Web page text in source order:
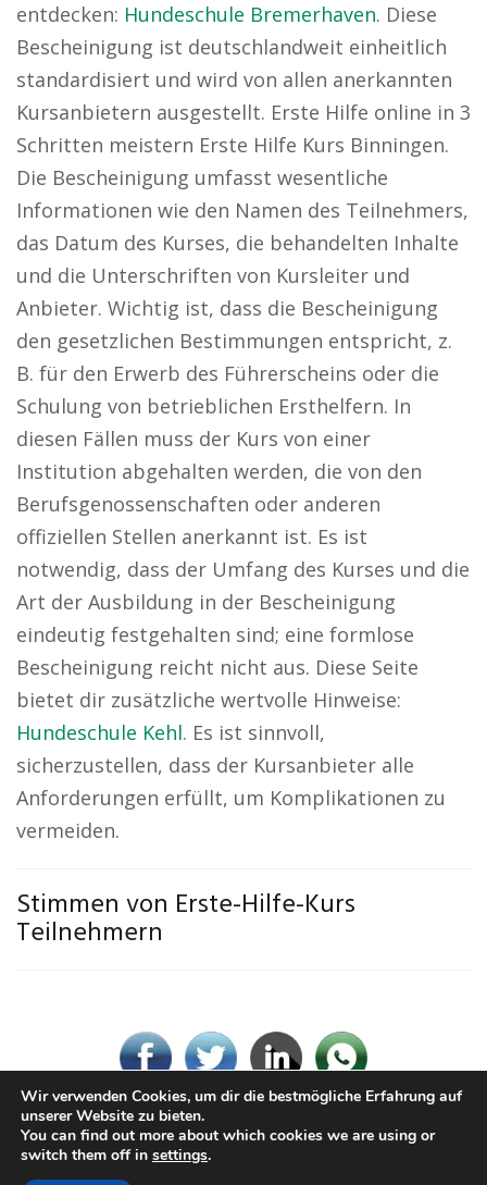
entdecken: Hundeschule Bremerhaven. Diese
Bescheinigung ist deutschlandweit einheitlich
standardisiert und wird von allen anerkannten
Kursanbietern ausgestellt. Erste Hilfe online in 3
Schritten meistern Erste Hilfe Kurs Binningen.
Die Bescheinigung umfasst wesentliche
Informationen wie den Namen des Teilnehmers,
das Datum des Kurses, die behandelten Inhalte
und die Unterschriften von Kursleiter und
Anbieter. Wichtig ist, dass die Bescheinigung
den gesetzlichen Bestimmungen entspricht, z.
B. für den Erwerb des Führerscheins oder die
Schulung von betrieblichen Ersthelfern. In
diesen Fällen muss der Kurs von einer
Institution abgehalten werden, die von den
Berufsgenossenschaften oder anderen
offiziellen Stellen anerkannt ist. Es ist
notwendig, dass der Umfang des Kurses und die
Art der Ausbildung in der Bescheinigung
eindeutig festgehalten sind; eine formlose
Bescheinigung reicht nicht aus. Diese Seite
bietet dir zusätzliche wertvolle Hinweise:
Hundeschule Kehl. Es ist sinnvoll,
sicherzustellen, dass der Kursanbieter alle
Anforderungen erfüllt, um Komplikationen zu
vermeiden.
Stimmen von Erste-Hilfe-Kurs
Teilnehmern
© Erste-Hilfe-Kurs.rocks
Wir verwenden Cookies, um dir die bestmögliche Erfahrung auf
unserer Website zu bieten.
You can find out more about which cookies we are using or
switch them off in settings.